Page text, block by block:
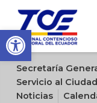
Open toolbar
Sitio oficial del Tribunal Contencioso Electoral del Ecuador
Secretaría
Servicio al
Noticias